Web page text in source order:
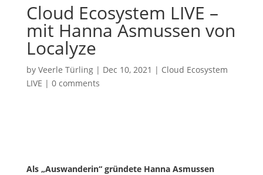
Cloud Ecosystem LIVE –
mit Hanna Asmussen von
Localyze
by Veerle Türling| Dec 10, 2021 | Cloud Ecosystem
LIVE | 0 comments
Als „Auswanderin“ gründete Hanna Asmussen